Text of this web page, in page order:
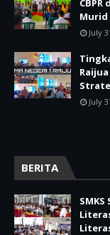
Murid
July
July
BERITA